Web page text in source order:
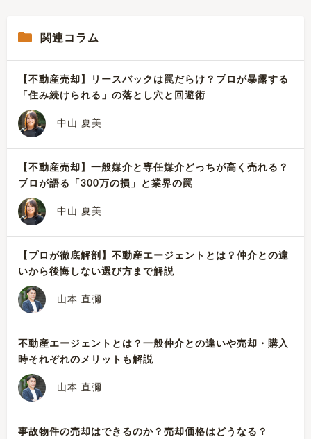
関連コラム
【不動産売却】リースバックは罠だらけ？プロが暴露する
「住み続けられる」の落とし穴と回避術
中山 夏美
【不動産売却】一般媒介と専任媒介どっちが高く売れる？
プロが語る「300万の損」と業界の罠
中山 夏美
【プロが徹底解剖】不動産エージェントとは？仲介との違
いから後悔しない選び方まで解説
山本 直彌
不動産エージェントとは？一般仲介との違いや売却・購入
時それぞれのメリットも解説
山本 直彌
事故物件の売却はできるのか？売却価格はどうなる？